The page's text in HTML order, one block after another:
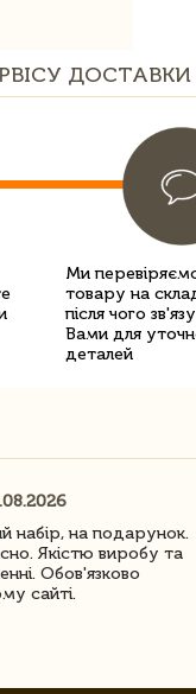
ДОСТАВКИ
Ми
товару на
після чого
Вами для
деталей
набір, на подарунок.
Якістю виробу та
Обов'язково
сайті.